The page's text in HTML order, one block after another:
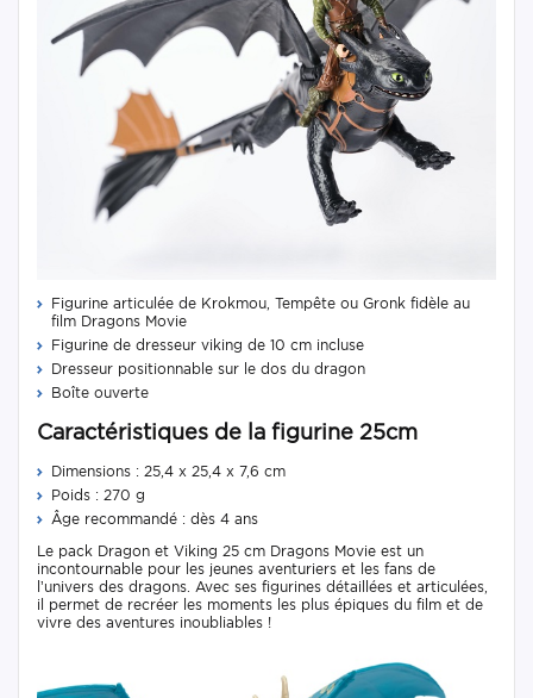
Figurine articulée de Krokmou, Tempête ou Gronk fidèle au
film Dragons Movie
Figurine de dresseur viking de 10 cm incluse
Dresseur positionnable sur le dos du dragon
Boîte ouverte
Caractéristiques de la figurine 25cm
Dimensions : 25,4 x 25,4 x 7,6 cm
Poids : 270 g
Âge recommandé : dès 4 ans
Le pack Dragon et Viking 25 cm Dragons Movie est un
incontournable pour les jeunes aventuriers et les fans de
l’univers des dragons. Avec ses figurines détaillées et articulées,
il permet de recréer les moments les plus épiques du film et de
vivre des aventures inoubliables !